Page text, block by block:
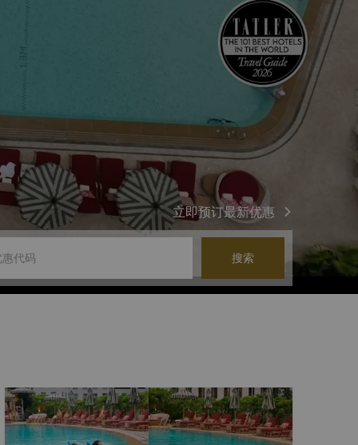
立即预订最新优惠
搜索